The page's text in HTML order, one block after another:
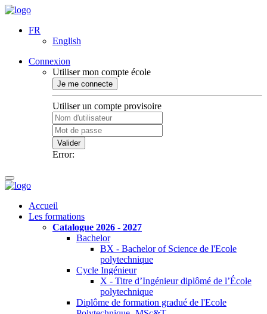
FR
English
Connexion
Utiliser mon compte école
Je me connecte
Utiliser un compte provisoire
Valider
Error:
Accueil
Les formations
Catalogue 2026 - 2027
Bachelor
BX - Bachelor of Science de l'Ecole
polytechnique
Cycle Ingénieur
X - Titre d’Ingénieur diplômé de l’École
polytechnique
Diplôme de formation gradué de l'Ecole